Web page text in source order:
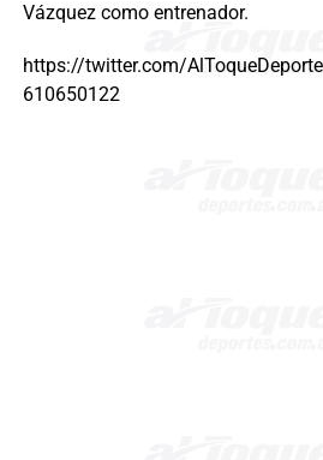
Vázquez como entrenador.
https://twitter.com/
610650122